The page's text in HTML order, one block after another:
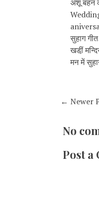
अंशू बहन
सुहाग
खडी़ं
मन में
← Newer
No
Post a